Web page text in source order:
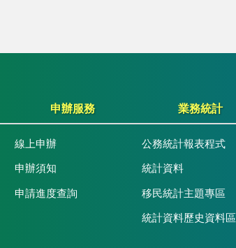
申辦服務
線上申辦
申辦須知
申請進度查詢
業務統計
公務統計報表程式
統計資料
移民統計主題專區
統計資料歷史資料區